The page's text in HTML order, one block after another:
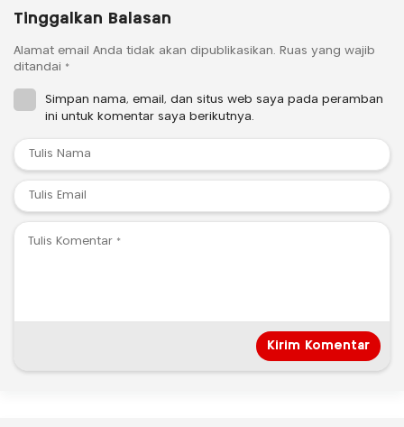
Tinggalkan Balasan
Alamat email Anda tidak akan dipublikasikan. Ruas yang wajib
ditandai *
Simpan nama, email, dan situs web saya pada peramban
ini untuk komentar saya berikutnya.